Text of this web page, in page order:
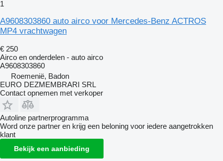
1
A9608303860 auto airco voor Mercedes-Benz ACTROS
MP4 vrachtwagen
€ 250
Airco en onderdelen - auto airco
A9608303860
Roemenië, Badon
EURO DEZMEMBRARI SRL
Contact opnemen met verkoper
Autoline partnerprogramma
Word onze partner en krijg een beloning voor iedere aangetrokken
klant
Bekijk een aanbieding